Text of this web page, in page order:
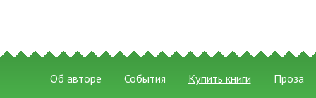
Об авторе События Купить книги
Проза